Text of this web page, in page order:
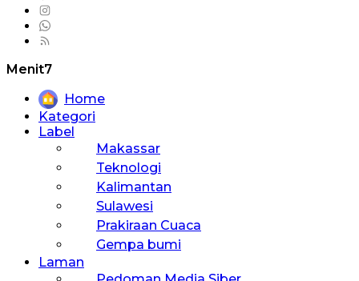
Menit7
Home
Kategori
Label
Makassar
Teknologi
Kalimantan
Sulawesi
Prakiraan Cuaca
Gempa bumi
Laman